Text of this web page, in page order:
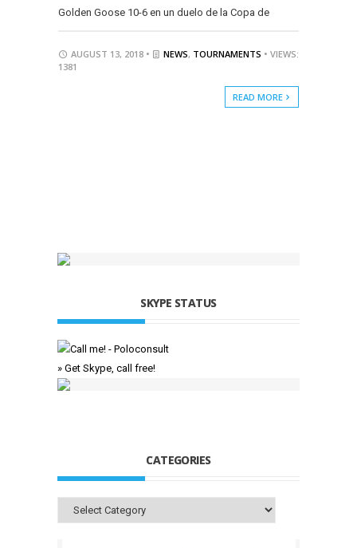
Golden Goose 10-6 en un duelo de la Copa de
AUGUST 13, 2018 • NEWS, TOURNAMENTS • VIEWS:
1381
READ MORE
SKYPE STATUS
» Get Skype, call free!
CATEGORIES
Categories